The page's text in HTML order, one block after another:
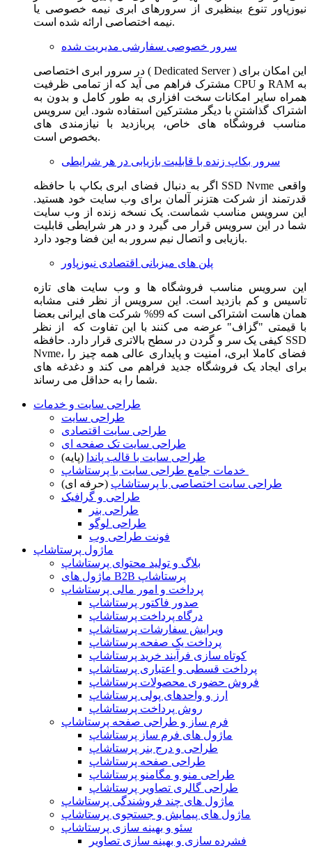
نیوزپاور تنوع بینظیری از سرورهای ابری نیمه خصوصی یا
نیمه اختصاصی ارائه شده است.
سرور خصوصی سفارشی مدیریت شده
در سرور ابری اختصاصی ( Dedicated Server ) این امکان برای
مشترک فراهم می آید که از تمامی ظرفیت CPU و RAM به
همراه سایر امکانات سخت افزاری به طور کامل و بدون به
اشتراک گذاشتن با دیگر مشترکین استفاده شود. این سرویس
مناسب فروشگاه های خاص، پربازدید با نیازمندی های
بخصوص است.
سرور بکاپ زنده با قابلیت بازیابی در هر شرایطی
اگر به دنبال فضای ابری بکاپ با حافظه SSD Nvme واقعی
قدرتمند از شرکت هتزنر آلمان برای وب سایت خود هستید.
این سرویس مناسب شماست. یک نسخه زنده از وب سایت
شما در این سرویس قرار می گیرد و در هر شرایطی قابلیت
بازیابی و اتصال نیم سرور به این فضا وجود دارد.
پلن های میزبانی اقتصادی نیوزپاور
این سرویس مناسب فروشگاه ها و وب سایت های تازه
تاسیس و کم بازدید است. این سرویس از نظر فنی مشابه
همان هاست اشتراکی است که 99% شرکت های ایرانی بعضا
با قیمتی "گزاف" عرضه می کنند با این تفاوت که از نظر
کیفی یک سر و گردن در سطح بالاتری قرار دارد. حافظه SSD
Nvme، فضای کاملا ابری، امنیت و پایداری عالی همه چیز را
برای ایجاد یک فروشگاه جدید فراهم می کند و دغدغه های
شما را به حداقل می رساند.
طراحی سایت و خدمات
طراحی سایت
طراحی سایت اقتصادی
طراحی سایت تک صفحه ای
طراحی سایت با قالب پاندا (پایه)
طراحی سایت اختصاصی با پرستاشاپ (حرفه ای)
طراحی و گرافیک
طراحی بنر
طراحی لوگو
فونت طراحی وب
ماژول پرستاشاپ
بلاگ و تولید محتوای پرستاشاپ
ماژول های B2B پرستاشاپ
پرداخت و امور مالی پرستاشاپ
صدور فاکتور پرستاشاپ
درگاه پرداخت پرستاشاپ
ویرایش سفارشات پرستاشاپ
پرداخت یک صفحه پرستاشاپ
کوتاه سازی فرآیند خرید پرستاشاپ
پرداخت قسطی و اعتباری پرستاشاپ
فروش حضوری محصولات پرستاشاپ
ارز و واحدهای پولی پرستاشاپ
روش پرداخت پرستاشاپ
فرم ساز و طراحی صفحه پرستاشاپ
ماژول های فرم ساز پرستاشاپ
طراحی و درج بنر پرستاشاپ
طراحی صفحه پرستاشاپ
طراحی منو و مگامنو پرستاشاپ
طراحی گالری تصاویر پرستاشاپ
ماژول های چند فروشندگی پرستاشاپ
ماژول های پیمایش و جستجوی پرستاشاپ
سئو و بهینه سازی پرستاشاپ
فشرده سازی و بهینه سازی تصاویر